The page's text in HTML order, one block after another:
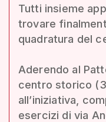
Tutti insieme
trovare
quadratura del
Aderendo al
centro storico
all’iniziativa,
esercizi di via